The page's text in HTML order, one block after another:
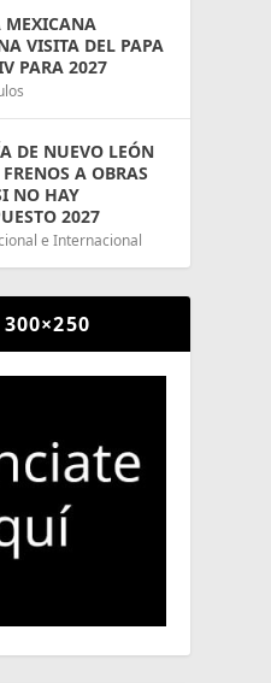
MEXICANA
VISITA DEL PAPA
PARA 2027
DE NUEVO LEÓN
A OBRAS
NO HAY
2027
e Internacional